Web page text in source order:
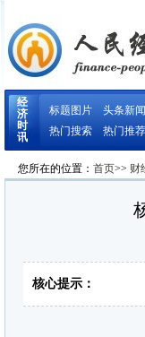
经
济
时
讯
标题图片
头条新闻
热门搜索
热门推荐
您所在的位置： 首页>> 财
核心提示：